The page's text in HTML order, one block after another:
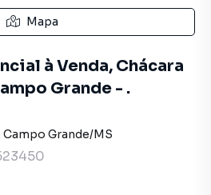
Mapa
à Venda, Chácara
Grande - .
Campo Grande/MS